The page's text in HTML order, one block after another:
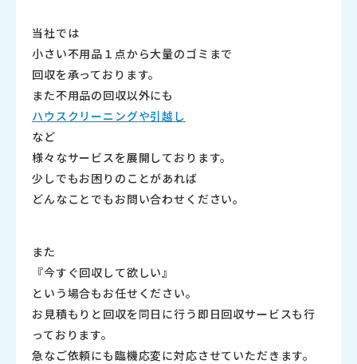
当社では
小さい不用品１点から大量のゴミまで
回収を承っております。
また不用品の回収以外にも
ハウスクリーニングや引越し
など
様々なサービスを展開しております。
少しでもお困りのことがあれば
どんなことでもお問い合わせください。
また
『今すぐ回収して欲しい』
という場合もお任せください。
お見積もりと回収を同日に行う即日回収サービスも行
っております。
急なご依頼にも臨機応変に対応させていただきます。